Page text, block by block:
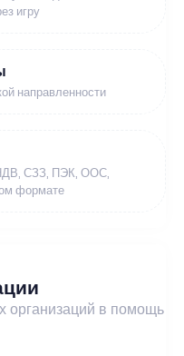
игру
направленности
СЗЗ, ПЭК, ООС,
формате
организаций в помощь